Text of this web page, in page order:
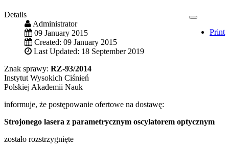
Print
Details
Administrator
09 January 2015
Created: 09 January 2015
Last Updated: 18 September 2019
Znak sprawy: RZ-93/2014
Instytut Wysokich Ciśnień
Polskiej Akademii Nauk
informuje, że postępowanie ofertowe na dostawę:
Strojonego lasera z parametrycznym oscylatorem optycznym
zostało rozstrzygnięte